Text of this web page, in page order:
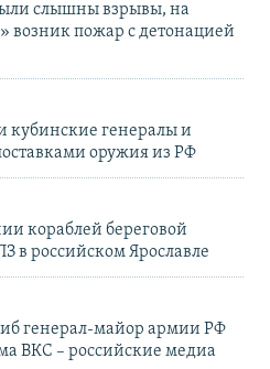
слышны взрывы, на
возник пожар с детонацией
генералы и
оружия из РФ
кораблей береговой
в российском Ярославле
генерал-майор армии РФ
ВКС – российские медиа